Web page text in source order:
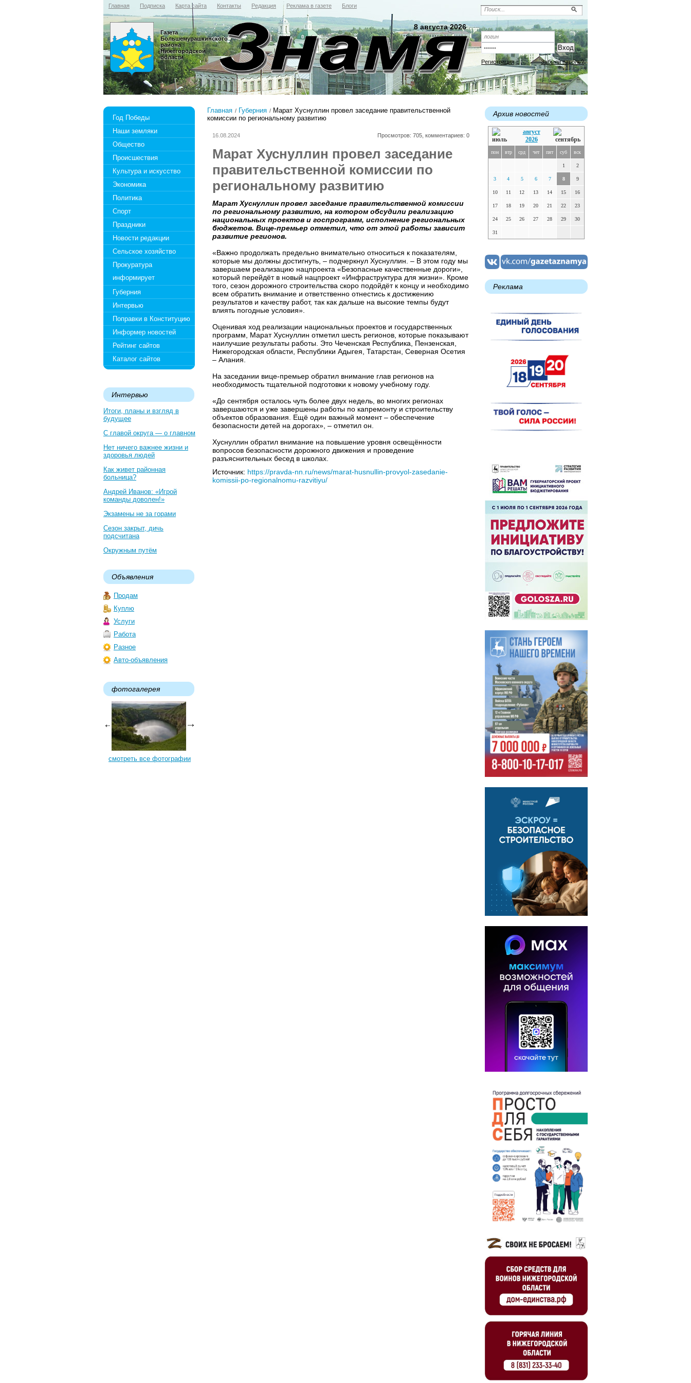
Главная Подписка Карта сайта Контакты Редакция Реклама в газете Блоги
Регистрация Забыли пароль?
8 августа 2026
Газета
Большемурашкинского
района
Нижегородской
области
Год Победы
Наши земляки
Общество
Происшествия
Культура и искусство
Экономика
Политика
Спорт
Праздники
Новости редакции
Сельское хозяйство
Прокуратура
информирует
Губерния
Интервью
Поправки в Конституцию
Информер новостей
Рейтинг сайтов
Каталог сайтов
Интервью
Итоги, планы и взгляд в
будущее
С главой округа — о главном
Нет ничего важнее жизни и
здоровья людей
Как живет районная
больница?
Андрей Иванов: «Игрой
команды доволен!»
Экзамены не за горами
Сезон закрыт, дичь
подсчитана
Окружным путём
Объявления
Продам
Куплю
Услуги
Работа
Разное
Авто-объявления
фотогалерея
смотреть все фотографии
Главная Губерния
Марат Хуснуллин провел заседание правительственной
комиссии по региональному развитию
16.08.2024 Просмотров: 705, комментариев: 0
Марат Хуснуллин провел заседание
правительственной комиссии по
региональному развитию
Марат Хуснуллин провел заседание правительственной комиссии
по региональному развитию, на котором обсудили реализацию
национальных проектов и госпрограмм, исполнение региональных
бюджетов. Вице-премьер отметил, что от этой работы зависит
развитие регионов.
«Важно продолжать предельно внимательно относиться к показателям,
которые мы должны достигнуть, – подчеркнул Хуснуллин. – В этом году мы
завершаем реализацию нацпроекта «Безопасные качественные дороги»,
который перейдёт в новый нацпроект «Инфраструктура для жизни». Кроме
того, сезон дорожного строительства скоро подойдёт к концу и необходимо
всем обратить внимание и ответственно отнестись к достижению
результатов и качеству работ, так как дальше на высокие темпы будут
влиять погодные условия».
Оценивая ход реализации национальных проектов и государственных
программ, Марат Хуснуллин отметил шесть регионов, которые показывают
наилучшие результаты работы. Это Чеченская Республика, Пензенская,
Нижегородская области, Республики Адыгея, Татарстан, Северная Осетия
– Алания.
На заседании вице-премьер обратил внимание глав регионов на
необходимость тщательной подготовки к новому учебному году.
«До сентября осталось чуть более двух недель, во многих регионах
завершаются и уже завершены работы по капремонту и строительству
объектов образования. Ещё один важный момент – обеспечение
безопасности детей на дорогах», – отметил он.
Хуснуллин обратил внимание на повышение уровня освещённости
вопросов безопасности дорожного движения и проведение
разъяснительных бесед в школах.
Источник: https://pravda-nn.ru/news/marat-husnullin-provyol-zasedanie-
komissii-po-regionalnomu-razvitiyu/
Архив новостей
август
2026
пон втр срд чет пят суб вск
1 2
3 4 5 6 7 8 9
10 11 12 13 14 15 16
17 18 19 20 21 22 23
24 25 26 27 28 29 30
31
Реклама